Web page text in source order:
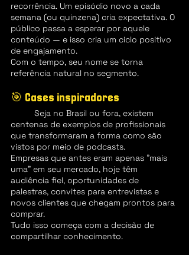
recorrência. Um episódio novo a cada
semana (ou quinzena) cria expectativa. O
público passa a esperar por aquele
conteúdo — e isso cria um ciclo positivo
de engajamento.
Com o tempo, seu nome se torna
referência natural no segmento.
🎯 Cases inspiradores
centenas de exemplos de profissionais
que transformaram a forma como são
vistos por meio de podcasts.
Empresas que antes eram apenas "mais
uma" em seu mercado, hoje têm
audiência fiel, oportunidades de
palestras, convites para entrevistas e
novos clientes que chegam prontos para
comprar.
Tudo isso começa com a decisão de
compartilhar conhecimento.